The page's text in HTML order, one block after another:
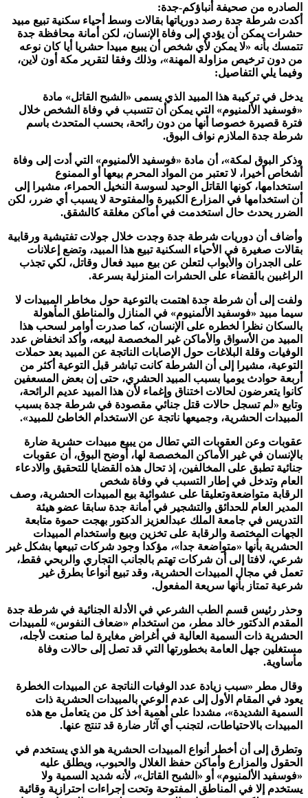
الصادره من صحيفة أنباؤكم-جدة:
أكدت شرطة جدة رصد دورياتها بقالات وسط أحياء سكنية تبيع مبيد
حشرات يمكن أن يؤدي إلى وفاة الإنسان، لكن أمانة محافظة جدة
تتمسك بأنه «لا يمكن لأي شخص أن يبيع مبيدا حشريا أيا كان نوعه
من دون ترخيص مزاولة المهنة»، وذلك وفقا لتقرير مكة أون لاين،
وفيما يلي التفاصيل:
يدخل في تركيبة هذا المبيد الذي يسمى «الشبح القاتل» مادة
«فوسفيد الألمنيوم» التي يمكن أن تتسبب في وفاة الشخص خلال
فترة قصيرة خصوصا أنها من دون رائحة، بحسب المتحدث باسم
شرطة جدة الملازم نواف البوق.
وذكر البوق لمكة»، أن مادة «فوسفيد الألمنيوم» التي أدت إلى وفاة
أشخاص أخيرا، لا تعتبر من المواد المحرم بيعها أو الممنوع
استخدامها، كونها القاتل الوحيد لسوسة النخيل الحمراء، مشيرا إلى
أن استخدامها في المزارع الكبيرة والمفتوحة لا يسبب أي ضرر، لكن
الضرر يحدث حال استخدمت في أماكن مغلقة كالشقق.
وأضاف أن دوريات شرطة جدة وجدت خلال جولات تفتيشية ورقابية
بقالات صغيرة في الأحياء السكنية تبيع هذا المبيد، وتضع إعلانات
على الجدران والأبواب لتعلن عن بيع مبيد فعال وقاتل، لكي تجذب
الراغبين بالقضاء على الحشرات المنزلية بسرعة.
ولفت إلى أن شرطة جدة اهتمت بالتوعية حول مخاطر المبيدات لا
سيما مبيد «فوسفيد الألمنيوم» في المنازل والمناطق المأهولة
بالسكان نظرا لخطره على الإنسان، كما صدرت أوامر لسحب هذا
المبيد من الأسواق والأماكن غير المخصصة لبيعه، وأكد انخفاض عدد
الوفيات وقلة البلاغات حول الإصابات الناتجة عن المبيد بعد حملات
التوعية، مشيرا إلى أن الشرطة كانت تباشر قبل التوعية أكثر من
أربعة حوادث يوميا بسبب المبيد الحشري، حتى إن بعض المسعفين
كانوا يتعرضون لحالات اختناق وإغماء لأن هذا المبيد عديم الرائحة،
وتابع «لم تسجل حالات قتل جنائي مقصودة في شرطة جدة بسبب
المبيدات الحشرية، وجميعها ناتجة عن الاستخدام الخاطئ للمبيد».
عقوبات وعن العقوبات التي تطال من يبيع مبيدات حشرية ضارة
بالإنسان في غير الأماكن المخصصة لها، أوضح البوق، أن عقوبات
جنائية تطبق على المخالفين، إذ تحال هذه القضايا للتحقيق والادعاء
العام وتدخل في إطار التسبب في وفاة شخص
الرقابة متواضعةوتعليقا على عشوائية بيع المبيدات الحشرية، وصف
المدير العام للحدائق والتشجير في أمانة جدة سابقا عضو هيئة
التدريس في جامعة الملك عبدالعزيز الدكتور بهجت حموة متابعة
الجهات المختصة والرقابة على تخزين وبيع واستخدام المبيدات
الحشرية بأنها «متواضعة جدا»، مؤكدا وجود شركات تبيعها بشكل غير
شرعي، لافتا إلى أن شركات تهتم بالجانب التجاري والربحي فقط،
تعمل في مجال المبيدات الحشرية، وقد تبيع أنواعا بطرق غير
شرعية تمتاز بأنها سريعة المفعول.
وحذر رئيس قسم الطب الشرعي في الأدلة الجنائية في شرطة جدة
المقدم الدكتور خالد مطر، من استخدام «ضعاف النفوس» للمبيدات
الحشرية ذات السمية العالية في أغراض مغايرة لما صنعت لأجله،
مستغلين جهل العامة بخطورتها التي قد تصل إلى حالات وفاة
مأساوية.
وقال مطر «سبب زيادة عدد الوفيات الناتجة عن المبيدات الخطرة
يعود في المقام الأول إلى عدم الوعي بالمبيدات الحشرية ذات
السمية الشديدة»، مشددا على أهمية أخذ كل من يتعامل مع هذه
المبيدات بالاحتياطات، لتجنب أي آثار ضارة قد تنتج عنها.
وتطرق إلى أن أخطر أنواع المبيدات الحشرية هو الذي يستخدم في
الحقول والمزارع وأماكن حفظ الغلال والحبوب، ويطلق عليه
«فوسفيد الألمنيوم» أو «الشبح القاتل»، لأنه شديد السمية ولا
يستخدم إلا في المناطق المفتوحة وتحت إجراءات احترازية وقائية